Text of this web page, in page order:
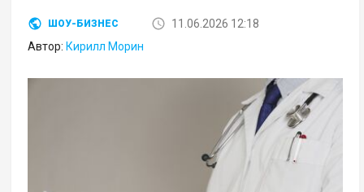
ШОУ-БИЗНЕС
11.06.2026 12:18
Автор:Кирилл Морин